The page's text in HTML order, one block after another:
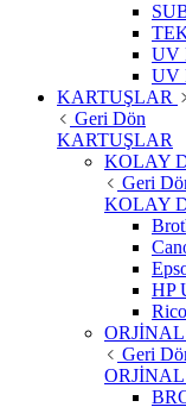
UV
UV
KARTUŞLAR
Geri Dön
KARTUŞLAR
KOLAY
Geri
KOLAY
HP
Geri